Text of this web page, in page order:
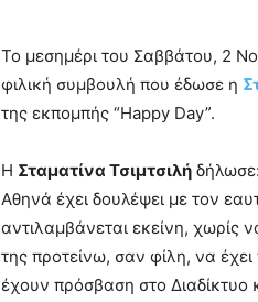
Το μεσημέρι του Σαββάτου, 2
φιλική συμβουλή που έδωσε η
της εκπομπής “Happy Day”.
Η Σταματίνα Τσιμτσιλή
Αθηνά έχει δουλέψει με τον
αντιλαμβάνεται εκείνη, χωρίς
της προτείνω, σαν φίλη, να έχει
έχουν πρόσβαση στο Διαδίκτυο